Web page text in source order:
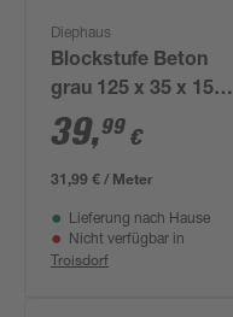
Diephaus
Blockstufe Beton
grau 125 x 35 x 15
cm
39,99 €
31,99 € / Meter
Lieferung nach Hause
Nicht verfügbar in
Troisdorf